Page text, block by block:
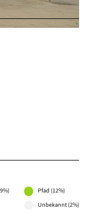
Pfad (12%)
Unbekannt (2%)